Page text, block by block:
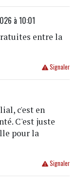
à 10:01
entre la
Signaler
c'est en
C'est juste
pour la
Signaler